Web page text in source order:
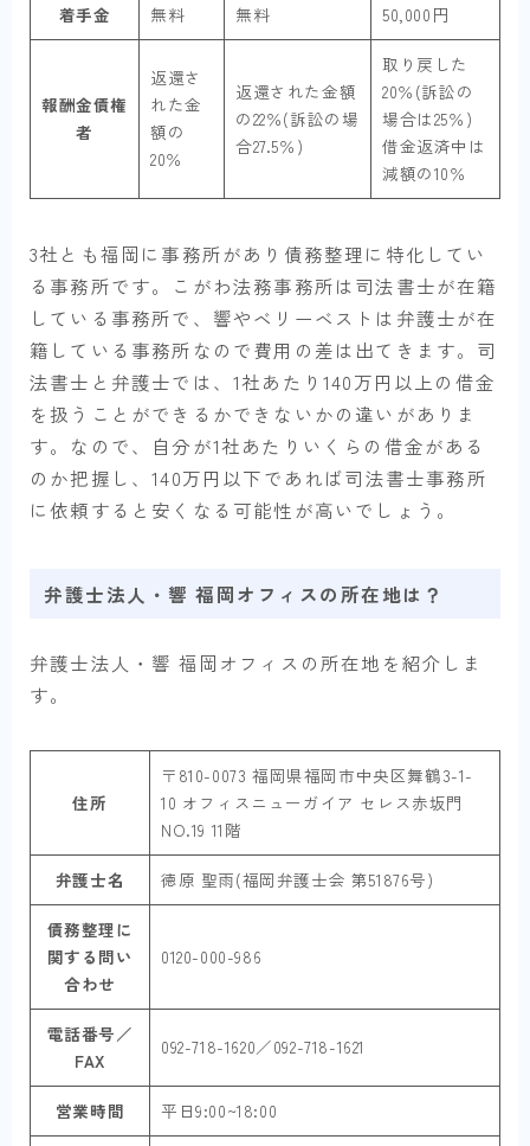
着手金 無料 無料 50,000円
報酬金債権
者
返還さ
れた金
額の
20％
返還された金額
の22％(訴訟の場
合27.5％)
取り戻した
20％(訴訟の
場合は25％)
借金返済中は
減額の10％
3社とも福岡に事務所があり債務整理に特化してい
る事務所です。こがわ法務事務所は司法書士が在籍
している事務所で、響やベリーベストは弁護士が在
籍している事務所なので費用の差は出てきます。司
法書士と弁護士では、1社あたり140万円以上の借金
を扱うことができるかできないかの違いがありま
す。なので、自分が1社あたりいくらの借金がある
のか把握し、140万円以下であれば司法書士事務所
に依頼すると安くなる可能性が高いでしょう。
弁護士法人・響 福岡オフィスの所在地は？
弁護士法人・響 福岡オフィスの所在地を紹介しま
す。
住所
〒810-0073 福岡県福岡市中央区舞鶴3-1-
10 オフィスニューガイア セレス赤坂門
NO.19 11階
弁護士名 徳原 聖雨(福岡弁護士会 第51876号)
債務整理に
関する問い
合わせ
0120-000-986
電話番号／
FAX
092-718-1620／092-718-1621
営業時間 平日9:00~18:00